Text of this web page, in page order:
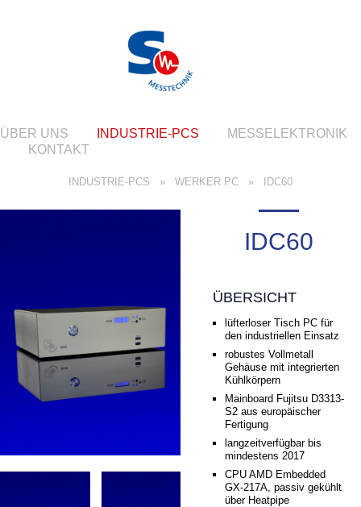
ÜBER UNS INDUSTRIE-PCS
MESSELEKTRONIK
KONTAKT
INDUSTRIE-PCS » WERKER PC » IDC60
IDC60
ÜBERSICHT
lüfterloser Tisch PC für
den industriellen Einsatz
robustes Vollmetall
Gehäuse mit integrierten
Kühlkörpern
Mainboard Fujitsu D3313-
S2 aus europäischer
Fertigung
langzeitverfügbar bis
mindestens 2017
CPU AMD Embedded
GX-217A, passiv gekühlt
über Heatpipe